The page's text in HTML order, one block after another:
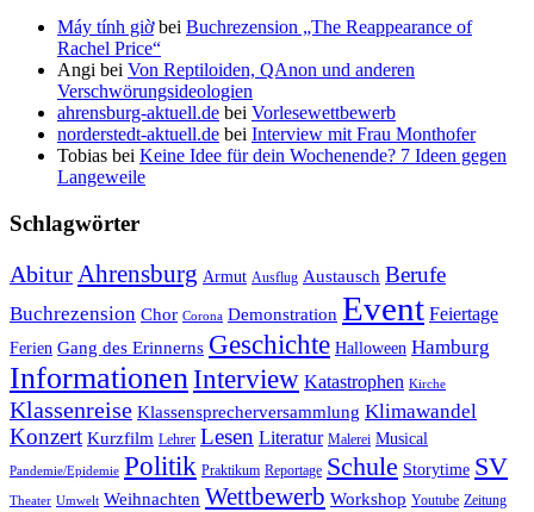
Máy tính giờbei Buchrezension „The Reappearance of
Rachel Price“
Angi bei Von Reptiloiden, QAnon und anderen
Verschwörungsideologien
ahrensburg-aktuell.de bei Vorlesewettbewerb
norderstedt-aktuell.de bei Interview mit Frau Monthofer
Tobias bei Keine Idee für dein Wochenende? 7 Ideen gegen
Langeweile
Schlagwörter
Abitur Ahrensburg Armut Ausflug Austausch Berufe
Buchrezension Chor Corona Demonstration Event Feiertage
Ferien Gang des Erinnerns Geschichte Halloween Hamburg
Informationen Interview Katastrophen Kirche
Klassenreise Klassensprecherversammlung Klimawandel
Konzert Kurzfilm Lehrer Lesen Literatur Malerei Musical
Pandemie/Epidemie Politik Praktikum Reportage Schule Storytime SV
Theater Umwelt Weihnachten Wettbewerb Workshop Youtube Zeitung